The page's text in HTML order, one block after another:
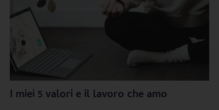
I miei 5 valori e il lavoro che amo